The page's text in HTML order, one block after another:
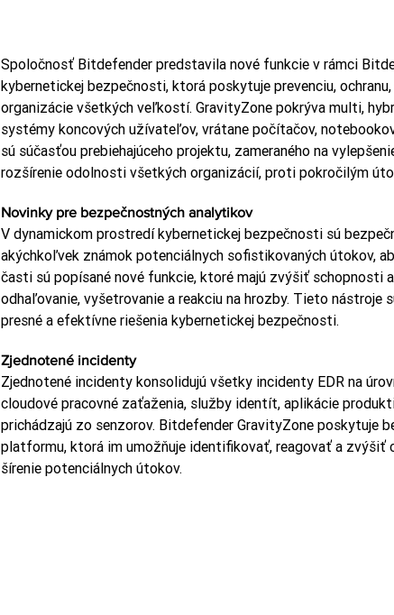
Spoločnosť Bitdefender predstavila nové funkcie v rámci
kybernetickej bezpečnosti, ktorá poskytuje prevenciu,
organizácie všetkých veľkostí. GravityZone pokrýva multi,
systémy koncových užívateľov, vrátane počítačov,
sú súčasťou prebiehajúceho projektu, zameraného na
rozšírenie odolnosti všetkých organizácií, proti pokročilým
Novinky pre bezpečnostných analytikov
V dynamickom prostredí kybernetickej bezpečnosti sú
akýchkoľvek známok potenciálnych sofistikovaných útokov,
časti sú popísané nové funkcie, ktoré majú zvýšiť schopnosti
odhaľovanie, vyšetrovanie a reakciu na hrozby. Tieto nástroje
presné a efektívne riešenia kybernetickej bezpečnosti.
Zjednotené incidenty
Zjednotené incidenty konsolidujú všetky incidenty EDR na
cloudové pracovné zaťaženia, služby identít, aplikácie
prichádzajú zo senzorov. Bitdefender GravityZone poskytuje
platformu, ktorá im umožňuje identifikovať, reagovať a
šírenie potenciálnych útokov.